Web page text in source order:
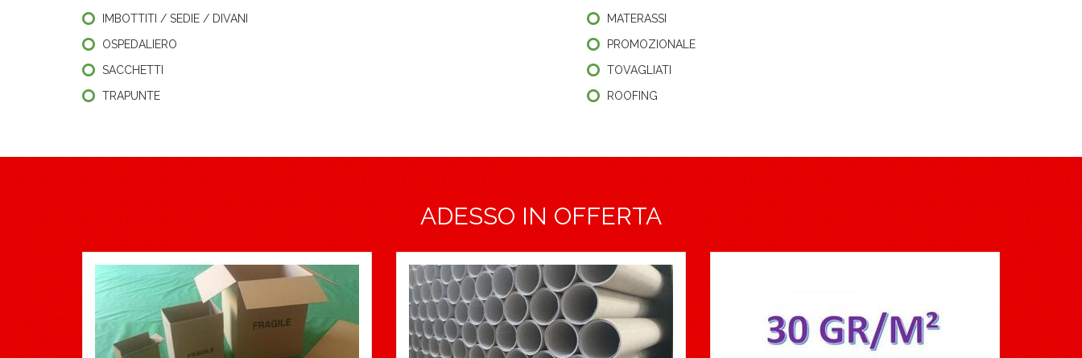
IMBOTTITI / SEDIE / DIVANI
OSPEDALIERO
SACCHETTI
TRAPUNTE
MATERASSI
PROMOZIONALE
TOVAGLIATI
ROOFING
ADESSO IN OFFERTA